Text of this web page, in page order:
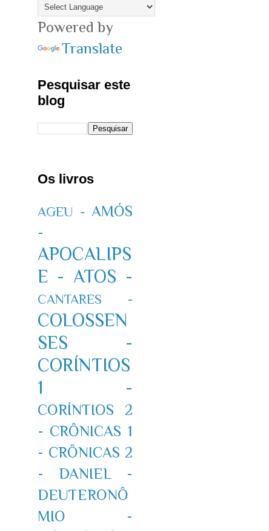
Powered by
Translate
Pesquisar este
blog
Os livros
AGEU - AMÓS
-
APOCALIPS
E - ATOS -
CANTARES -
COLOSSEN
SES -
CORÍNTIOS
1 -
CORÍNTIOS 2
- CRÔNICAS 1
- CRÔNICAS 2
-
DANIEL -
DEUTERONÔ
MIO -